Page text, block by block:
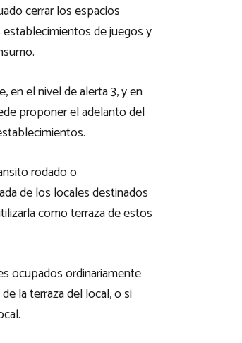
cerrar los espacios
de juegos y
en el nivel de alerta 3, y en
proponer el adelanto del
rodado o
de los locales destinados
como terraza de estos
ocupados ordinariamente
la terraza del local, o si